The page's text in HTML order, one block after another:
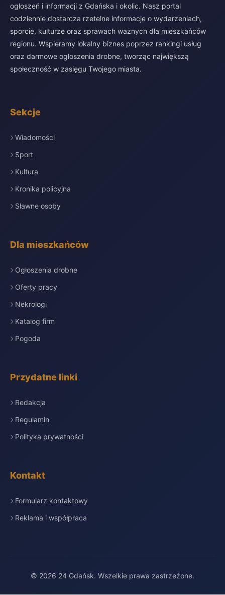
ogłoszeń i informacji z Gdańska i okolic. Nasz portal
codziennie dostarcza rzetelne informacje o wydarzeniach,
sporcie, kulturze oraz sprawach ważnych dla mieszkańców
regionu. Wspieramy lokalny biznes poprzez rankingi usług
oraz darmowe ogłoszenia drobne, tworząc największą
społeczność w zasięgu Twojego miasta.
Sekcje
Wiadomości
Sport
Kultura
Kronika policyjna
Sławne osoby
Dla mieszkańców
Ogłoszenia drobne
Oferty pracy
Nekrologi
Katalog firm
Pogoda
Przydatne linki
Redakcja
Regulamin
Polityka prywatności
Kontakt
Formularz kontaktowy
Reklama i współpraca
© 2026 24 Gdańsk. Wszelkie prawa zastrzeżone.